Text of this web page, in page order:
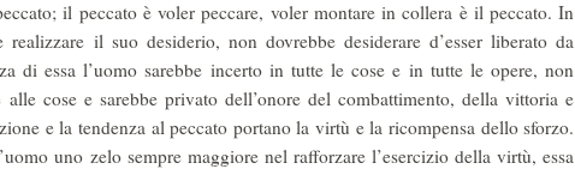
il peccato è voler peccare, voler montare in collera è il peccato. In
realizzare il suo desiderio, non dovrebbe desiderare d’esser liberato da
di essa l’uomo sarebbe incerto in tutte le cose e in tutte le opere, non
cose e sarebbe privato dell’onore del combattimento, della vittoria e
e la tendenza al peccato portano la virtù e la ricompensa dello sforzo.
uno zelo sempre maggiore nel rafforzare l’esercizio della virtù, essa